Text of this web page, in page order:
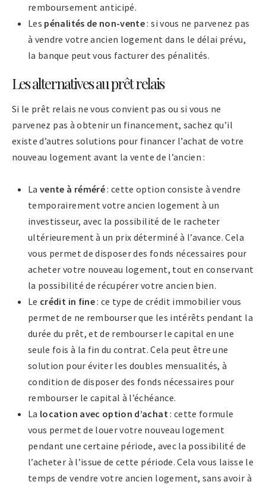
remboursement anticipé.
Les pénalités de non-vente: si vous ne parvenez pas
à vendre votre ancien logement dans le délai prévu,
la banque peut vous facturer des pénalités.
Les alternatives au prêt relais
Si le prêt relais ne vous convient pas ou si vous ne
parvenez pas à obtenir un financement, sachez qu’il
existe d’autres solutions pour financer l’achat de votre
nouveau logement avant la vente de l’ancien :
Lavente à réméré: cette option consiste à vendre
temporairement votre ancien logement à un
investisseur, avec la possibilité de le racheter
ultérieurement à un prix déterminé à l’avance. Cela
vous permet de disposer des fonds nécessaires pour
acheter votre nouveau logement, tout en conservant
la possibilité de récupérer votre ancien bien.
Le crédit in fine: ce type de crédit immobilier vous
permet de ne rembourser que les intérêts pendant la
durée du prêt, et de rembourser le capital en une
seule fois à la fin du contrat. Cela peut être une
solution pour éviter les doubles mensualités, à
condition de disposer des fonds nécessaires pour
rembourser le capital à l’échéance.
La location avec option d’achat: cette formule
vous permet de louer votre nouveau logement
pendant une certaine période, avec la possibilité de
l’acheter à l’issue de cette période. Cela vous laisse le
temps de vendre votre ancien logement, sans avoir à